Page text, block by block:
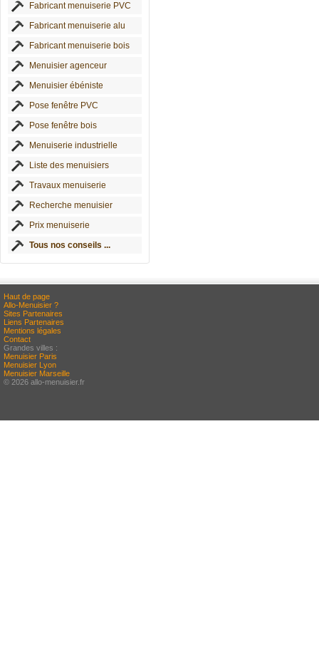
Fabricant menuiserie PVC
Fabricant menuiserie alu
Fabricant menuiserie bois
Menuisier agenceur
Menuisier ébéniste
Pose fenêtre PVC
Pose fenêtre bois
Menuiserie industrielle
Liste des menuisiers
Travaux menuiserie
Recherche menuisier
Prix menuiserie
Tous nos conseils ...
Haut de page
Allo-Menuisier ?
Sites Partenaires
Liens Partenaires
Mentions légales
Contact
Grandes villes :
Menuisier Paris
Menuisier Lyon
Menuisier Marseille
© 2026 allo-menuisier.fr